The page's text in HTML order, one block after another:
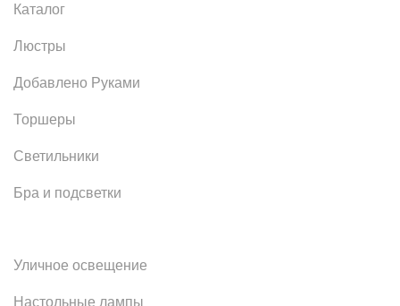
Каталог
Люстры
Добавлено Руками
Торшеры
Светильники
Бра и подсветки
Уличное освещение
Настольные лампы